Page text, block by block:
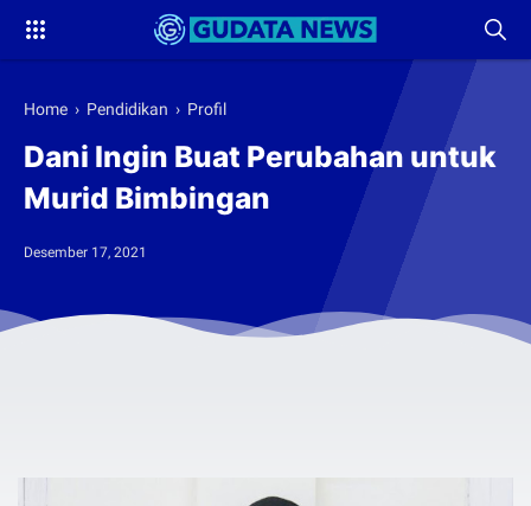
Home › Pendidikan › Profil
Dani Ingin Buat Perubahan untuk
Murid Bimbingan
Desember 17, 2021